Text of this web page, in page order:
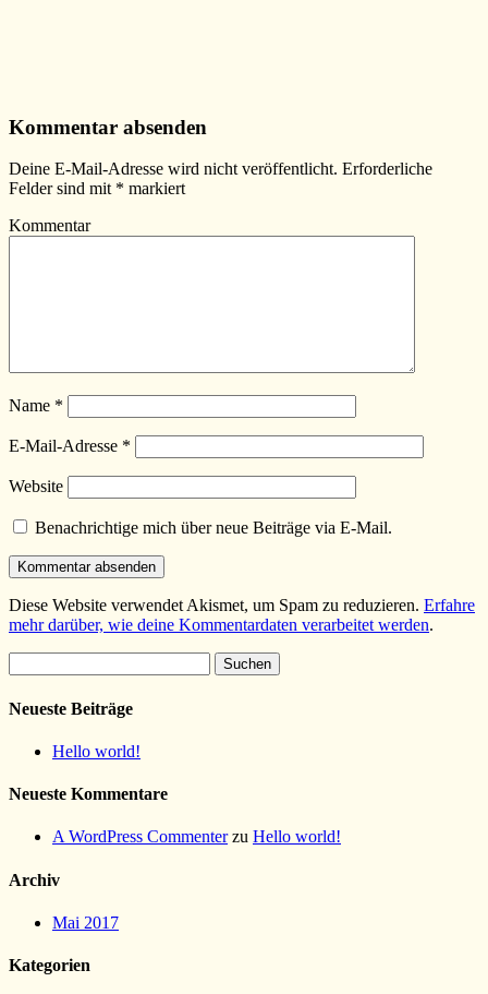
Kommentar absenden
Deine E-Mail-Adresse wird nicht veröffentlicht. Erforderliche
Felder sind mit * markiert
Kommentar
Name *
E-Mail-Adresse *
Website
Benachrichtige mich über neue Beiträge via E-Mail.
Diese Website verwendet Akismet, um Spam zu reduzieren. Erfahre
mehr darüber, wie deine Kommentardaten verarbeitet werden.
nach:
Neueste Beiträge
Hello world!
Neueste Kommentare
A WordPress Commenterzu Hello world!
Archiv
Mai 2017
Kategorien